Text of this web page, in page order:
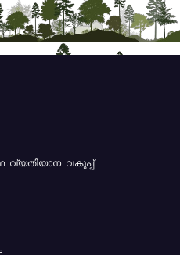
വ്യതിയാന വകുപ്പ്